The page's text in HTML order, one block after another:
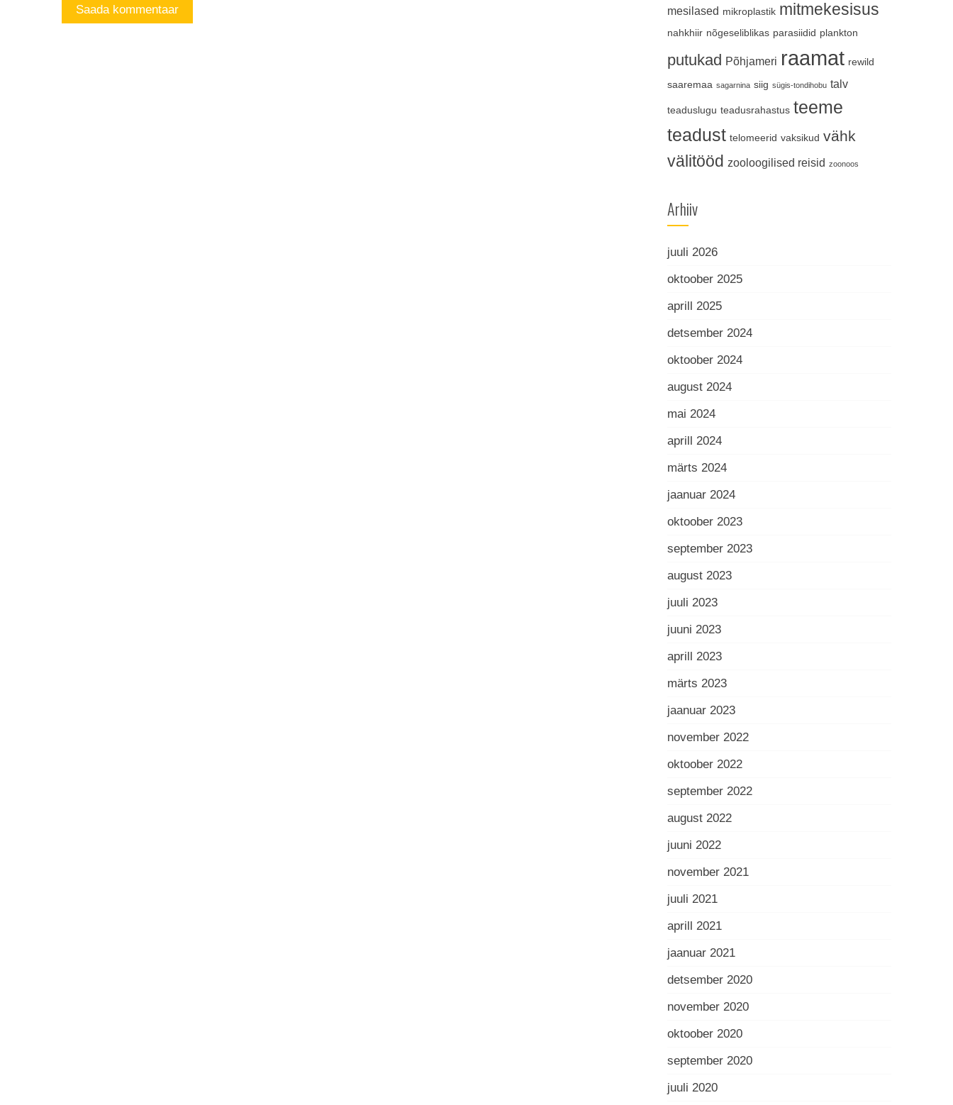
mesilased mikroplastik mitmekesisus
nahkhiir nõgeseliblikas parasiidid plankton
putukad Põhjameri raamat rewild
saaremaa sagarnina siig sügis-tondihobu talv
teaduslugu teadusrahastus teeme
teadust telomeerid vaksikud vähk
välitööd zooloogilised reisid zoonoos
Arhiiv
juuli 2026
oktoober 2025
aprill 2025
detsember 2024
oktoober 2024
august 2024
mai 2024
aprill 2024
märts 2024
jaanuar 2024
oktoober 2023
september 2023
august 2023
juuli 2023
juuni 2023
aprill 2023
märts 2023
jaanuar 2023
november 2022
oktoober 2022
september 2022
august 2022
juuni 2022
november 2021
juuli 2021
aprill 2021
jaanuar 2021
detsember 2020
november 2020
oktoober 2020
september 2020
juuli 2020